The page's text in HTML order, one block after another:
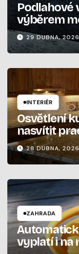
Podlahové
výběrem
29 DUBNA, 2026
INTERIÉR
Osvětlení
nasvítit
stůl28 DUBNA,
ZAHRADA
vyplatí i na